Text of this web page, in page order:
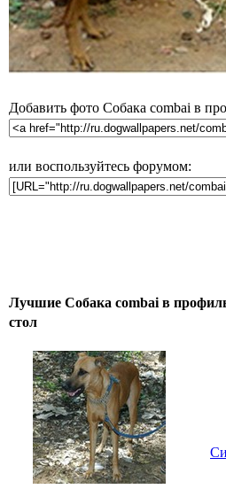
Добавить фото Собака combai в
или воспользуйтесь форумом:
Лучшие Собака combai в
стол